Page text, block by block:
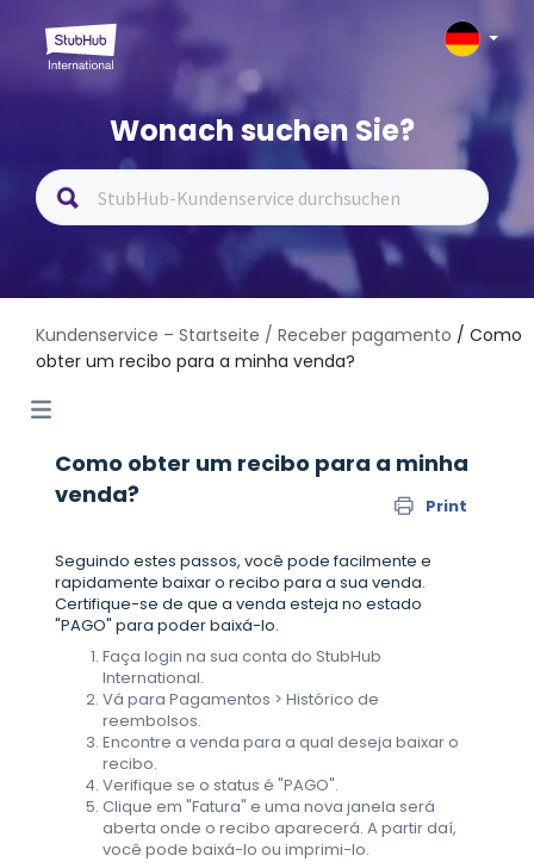
Wonach suchen Sie?
Kundenservice – Startseite / Receber pagamento / Como
obter um recibo para a minha venda?
Como obter um recibo para a minha
venda?
Print
Seguindo estes passos, você pode facilmente e
rapidamente baixar o recibo para a sua venda.
Certifique-se de que a venda esteja no estado
"PAGO" para poder baixá-lo.
Faça login na sua conta do StubHub
International.
Vá para Pagamentos > Histórico de
reembolsos.
Encontre a venda para a qual deseja baixar o
recibo.
Verifique se o status é "PAGO".
Clique em "Fatura" e uma nova janela será
aberta onde o recibo aparecerá. A partir daí,
você pode baixá-lo ou imprimi-lo.